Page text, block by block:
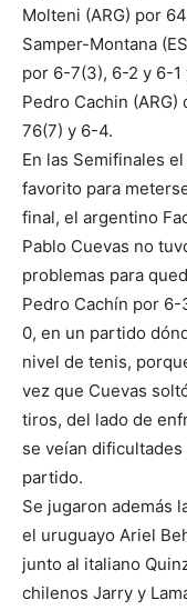
Molteni (ARG) por
Samper-Montana
por 6-7(3), 6-2 y 6-1
Pedro Cachin
76(7) y 6-4.
En las Semifinales
favorito para
final, el argentino
Pablo Cuevas no
problemas para
Pedro Cachín por 6-
0, en un partido
nivel de tenis,
vez que Cuevas
tiros, del lado de
se veían
partido.
Se jugaron además
el uruguayo Ariel
junto al italiano
chilenos Jarry y